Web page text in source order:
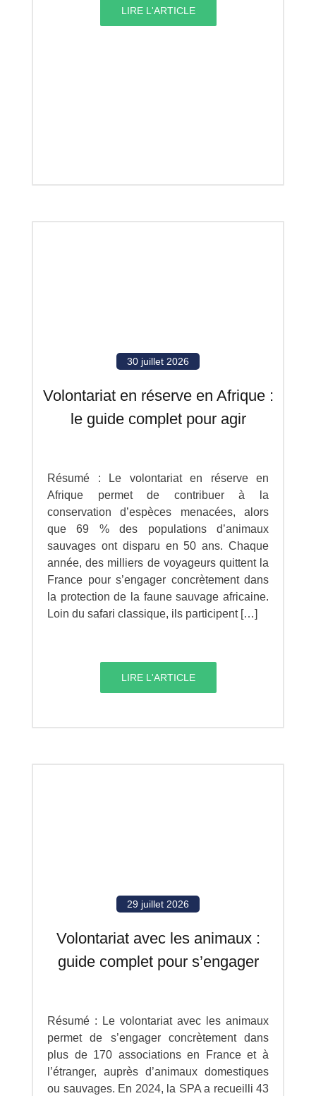
LIRE L'ARTICLE
30 juillet 2026
Volontariat en réserve en Afrique :
le guide complet pour agir
Résumé : Le volontariat en réserve en
Afrique permet de contribuer à la
conservation d’espèces menacées, alors
que 69 % des populations d’animaux
sauvages ont disparu en 50 ans. Chaque
année, des milliers de voyageurs quittent la
France pour s’engager concrètement dans
la protection de la faune sauvage africaine.
Loin du safari classique, ils participent […]
LIRE L'ARTICLE
29 juillet 2026
Volontariat avec les animaux :
guide complet pour s’engager
Résumé : Le volontariat avec les animaux
permet de s’engager concrètement dans
plus de 170 associations en France et à
l’étranger, auprès d’animaux domestiques
ou sauvages. En 2024, la SPA a recueilli 43